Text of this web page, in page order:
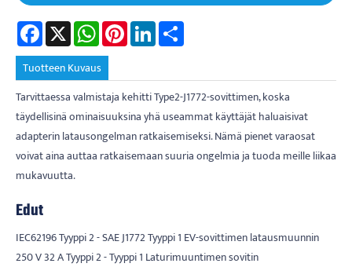
Facebook
X WhatsAppPinterestLinkedIn
Tuotteen Kuvaus
Tarvittaessa valmistaja kehitti Type2-J1772-sovittimen, koska
täydellisinä ominaisuuksina yhä useammat käyttäjät haluaisivat
adapterin latausongelman ratkaisemiseksi. Nämä pienet varaosat
voivat aina auttaa ratkaisemaan suuria ongelmia ja tuoda meille liikaa
mukavuutta.
Edut
IEC62196 Tyyppi 2 - SAE J1772 Tyyppi 1 EV-sovittimen latausmuunnin
250 V 32 A Tyyppi 2 - Tyyppi 1 Laturimuuntimen sovitin